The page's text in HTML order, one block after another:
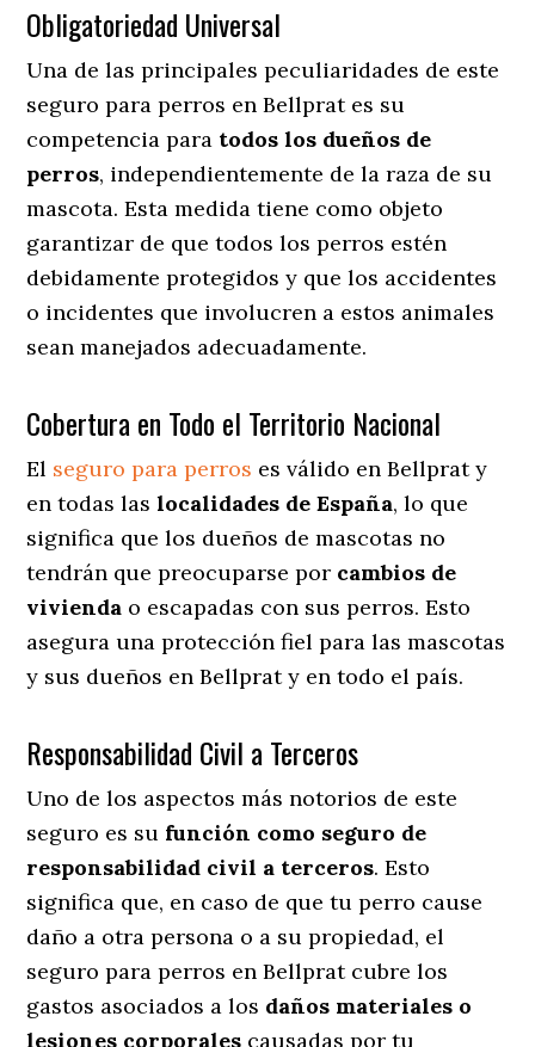
Obligatoriedad Universal
Una de las principales peculiaridades de este
seguro para perros en Bellprat es su
competencia para todos los dueños de
perros, independientemente de la raza de su
mascota. Esta medida tiene como objeto
garantizar de que todos los perros estén
debidamente protegidos y que los accidentes
o incidentes que involucren a estos animales
sean manejados adecuadamente.
Cobertura en Todo el Territorio Nacional
El seguro para perros es válido en Bellprat y
en todas laslocalidades de España, lo que
significa que los dueños de mascotas no
tendrán que preocuparse por cambios de
vivienda o escapadas con sus perros. Esto
asegura una protección fiel para las mascotas
y sus dueños en Bellprat y en todo el país.
Responsabilidad Civil a Terceros
Uno de los aspectos más notorios de este
seguro es su función como seguro de
responsabilidad civil a terceros. Esto
significa que, en caso de que tu perro cause
daño a otra persona o a su propiedad, el
seguro para perros en Bellprat cubre los
gastos asociados a los daños materiales o
lesiones corporales causadas por tu